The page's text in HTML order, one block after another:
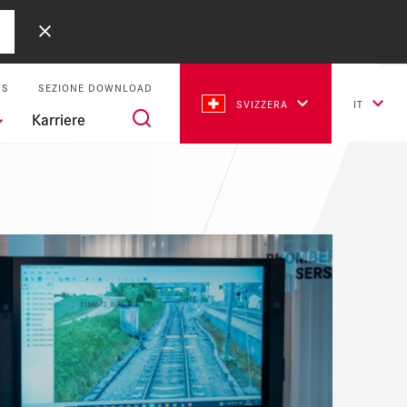
SEZIONE DOWNLOAD
Karriere
SVIZZERA IT